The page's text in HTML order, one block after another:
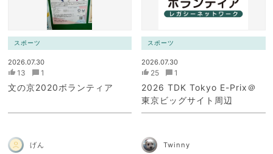
スポーツ
2026.07.30
13 1
文の京2020ボランティア
スポーツ
2026.07.30
25 1
2026 TDK Tokyo E-Prix＠
東京ビッグサイト周辺
げん Twinny